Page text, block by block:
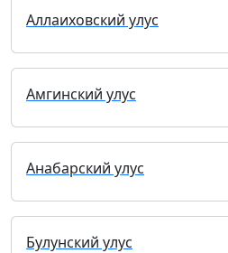
Аллаиховский улус
Амгинский улус
Анабарский улус
Булунский улус